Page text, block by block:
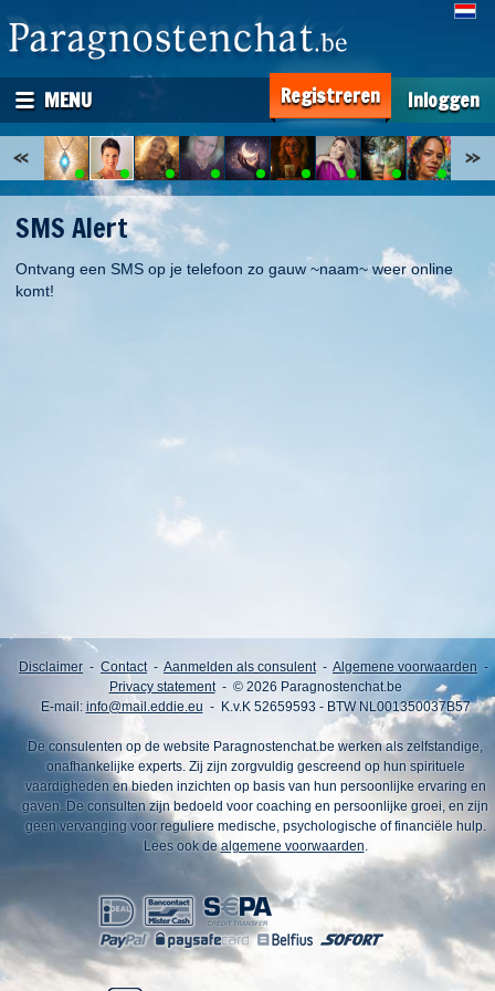
MENU Registreren Inloggen
SMS Alert
Ontvang een SMS op je telefoon zo gauw ~naam~ weer online
komt!
Disclaimer - Contact- Aanmelden als consulent- Algemene voorwaarden -
Privacy statement- © 2026 Paragnostenchat.be
E-mail: info@mail.eddie.eu - K.v.K 52659593 - BTW NL001350037B57
De consulenten op de website Paragnostenchat.be werken als zelfstandige,
onafhankelijke experts. Zij zijn zorgvuldig gescreend op hun spirituele
vaardigheden en bieden inzichten op basis van hun persoonlijke ervaring en
gaven. De consulten zijn bedoeld voor coaching en persoonlijke groei, en zijn
geen vervanging voor reguliere medische, psychologische of financiële hulp.
Lees ook dealgemene voorwaarden.